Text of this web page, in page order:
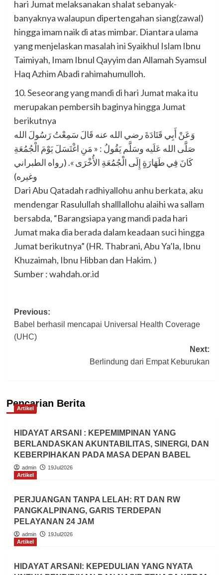
hari Jumat melaksanakan shalat sebanyak-
banyaknya walaupun dipertengahan siang(zawal)
hingga imam naik di atas mimbar. Diantara ulama
yang menjelaskan masalah ini Syaikhul Islam Ibnu
Taimiyah, Imam Ibnul Qayyim dan Allamah Syamsul
Haq Azhim Abadi rahimahumulloh.
10. Seseorang yang mandi di hari Jumat maka itu
merupakan pembersih baginya hingga Jumat
berikutnya
وَعَنْ أَبِي قَتَادَةَ رضي الله عنه قَالَ سَمِعْتُ رَسُولَ الله
صَلَّى الله عَلَيه وسَلَّم يَقُولُ : « مَنِ اغْتَسَلَ يَوْمَ الْجُمُعَةِ
كَانَ فِي طَهَارَةٍ إِلَى الْجُمُعَةِ الأُخْرَى ». (رواه الطبراني
وغيره)
Dari Abu Qatadah radhiyallohu anhu berkata, aku
mendengar Rasulullah shalllallohu alaihi wa sallam
bersabda, “Barangsiapa yang mandi pada hari
Jumat maka dia berada dalam keadaan suci hingga
Jumat berikutnya” (HR. Thabrani, Abu Ya’la, Ibnu
Khuzaimah, Ibnu Hibban dan Hakim. )
Sumber : wahdah.or.id
Post
navigation
Previous:
Babel berhasil mencapai Universal Health Coverage
(UHC)
Next:
Berlindung dari Empat Keburukan
Pencarian Berita
Artikel
HIDAYAT ARSANI : KEPEMIMPINAN YANG
BERLANDASKAN AKUNTABILITAS, SINERGI, DAN
KEBERPIHAKAN PADA MASA DEPAN BABEL
admin
19Jul2026
Artikel
PERJUANGAN TANPA LELAH: RT DAN RW
PANGKALPINANG, GARIS TERDEPAN
PELAYANAN 24 JAM
admin
19Jul2026
Artikel
HIDAYAT ARSANI: KEPEDULIAN YANG NYATA